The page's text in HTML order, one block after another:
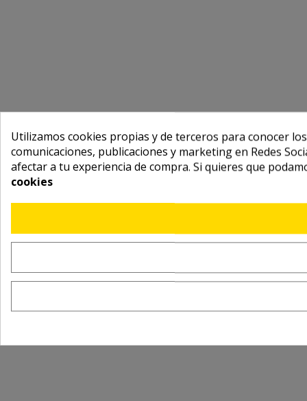
Utilizamos cookies propias y de terceros para conocer
comunicaciones, publicaciones y marketing en Redes
afectar a tu experiencia de compra. Si quieres que
cookies